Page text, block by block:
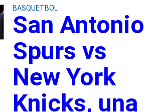
BASQUETBOL
San Antonio
Spurs vs
New York
Knicks, una